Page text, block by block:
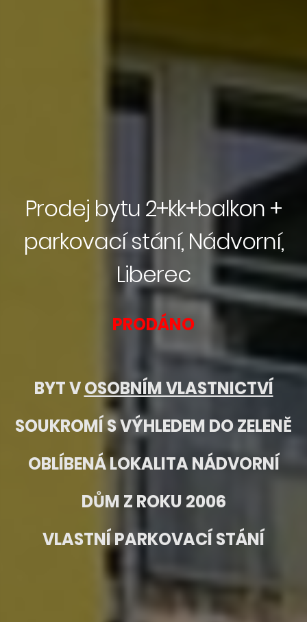
Prodej bytu 2+kk+balkon +
parkovací stání, Nádvorní,
Liberec
PRODÁNO
BYT VOSOBNÍM VLASTNICTVÍ
SOUKROMÍ S VÝHLEDEM DO ZELENĚ
OBLÍBENÁ LOKALITA NÁDVORNÍ
DŮM Z ROKU 2006
VLASTNÍ PARKOVACÍ STÁNÍ